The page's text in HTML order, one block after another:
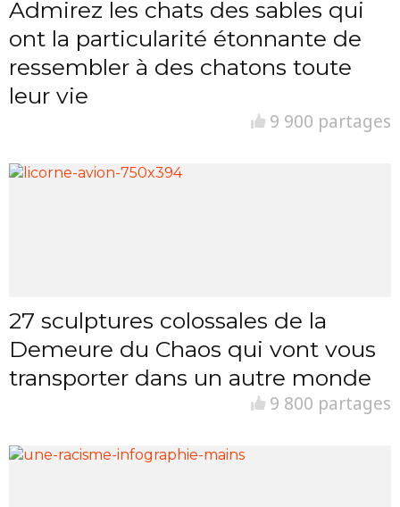
Admirez les chats des sables qui
ont la particularité étonnante de
ressembler à des chatons toute
leur vie
9 900 partages
27 sculptures colossales de la
Demeure du Chaos qui vont vous
transporter dans un autre monde
9 800 partages